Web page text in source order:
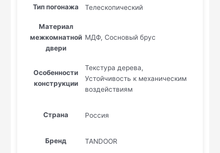
Тип погонажа Телескопический
Материал
межкомнатной
двери
МДФ, Сосновый брус
Особенности
конструкции
Текстура дерева,
Устойчивость к механическим
воздействиям
Страна Россия
Бренд TANDOOR